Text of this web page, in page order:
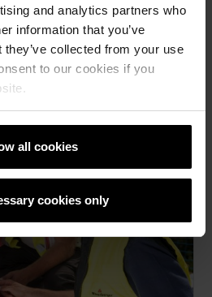
and analytics partners who
information that you’ve
collected from your use
to our cookies if you
all cookies
cookies only
sau suport in
—